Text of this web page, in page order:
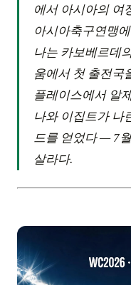
에서 아시아의 여
아시아축구연맹
나는 카보베르데
움에서 첫 출전국
플레이스에서 알
나와 이집트가 나
드를 얻었다 — 7
살라다.